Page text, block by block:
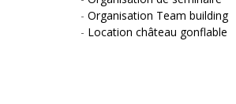
- Organisation Team building
- Location château gonflable